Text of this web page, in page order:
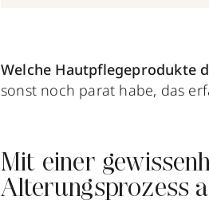
Welche Hautpflegeprodukte
sonst noch parat habe, das
Mit einer
Alterungsprozess